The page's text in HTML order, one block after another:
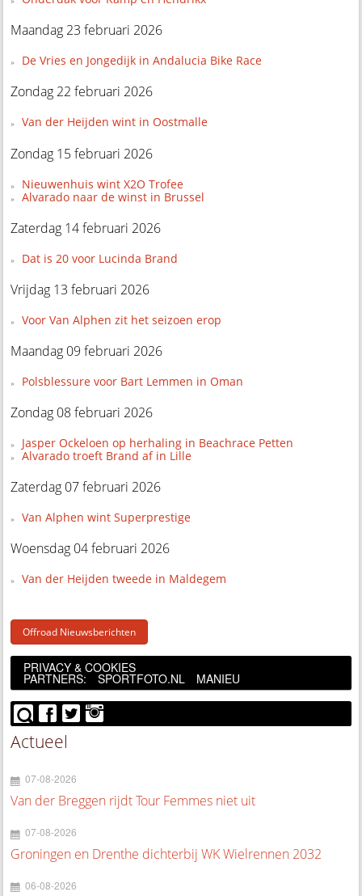
Maandag 23 februari 2026
De Vries en Jongedijk in Andalucia Bike Race
Zondag 22 februari 2026
Van der Heijden wint in Oostmalle
Zondag 15 februari 2026
Nieuwenhuis wint X2O Trofee
Alvarado naar de winst in Brussel
Zaterdag 14 februari 2026
Dat is 20 voor Lucinda Brand
Vrijdag 13 februari 2026
Voor Van Alphen zit het seizoen erop
Maandag 09 februari 2026
Polsblessure voor Bart Lemmen in Oman
Zondag 08 februari 2026
Jasper Ockeloen op herhaling in Beachrace Petten
Alvarado troeft Brand af in Lille
Zaterdag 07 februari 2026
Van Alphen wint Superprestige
Woensdag 04 februari 2026
Van der Heijden tweede in Maldegem
Offroad Nieuwsberichten
PRIVACY & COOKIES
PARTNERS: SPORTFOTO.NL MANIEU
Actueel
07-08-2026
Van der Breggen rijdt Tour Femmes niet uit
07-08-2026
Groningen en Drenthe dichterbij WK Wielrennen 2032
06-08-2026